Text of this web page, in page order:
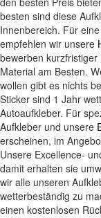
besten sind diese
Innenbereich. Für
empfehlen wir unsere
bewerben
Material am Besten.
wollen gibt es nichts
Sticker sind 1 Jahr
Autoaufkleber. Für
Aufkleber und unsere
erscheinen, im
Unsere Excellence-
damit erhalten sie
wir alle unseren
wetterbeständig zu
einen kostenlosen